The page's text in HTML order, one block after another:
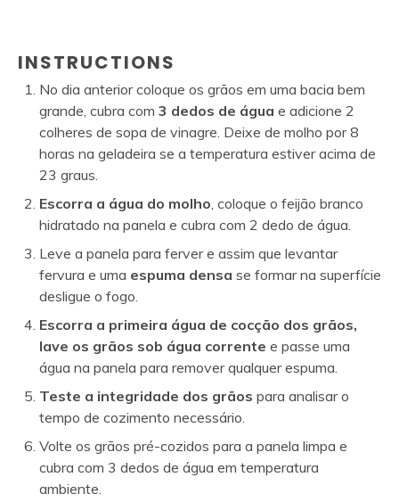
INSTRUCTIONS
No dia anterior coloque os grãos em uma bacia bem
grande, cubra com 3 dedos de água e adicione 2
colheres de sopa de vinagre. Deixe de molho por 8
horas na geladeira se a temperatura estiver acima de
23 graus.
Escorra a água do molho, coloque o feijão branco
hidratado na panela e cubra com 2 dedo de água.
Leve a panela para ferver e assim que levantar
fervura e uma espuma densa se formar na superfície
desligue o fogo.
Escorra a primeira água de cocção dos grãos,
lave os grãos sob água corrente e passe uma
água na panela para remover qualquer espuma.
Teste a integridade dos grãos para analisar o
tempo de cozimento necessário.
Volte os grãos pré-cozidos para a panela limpa e
cubra com 3 dedos de água em temperatura
ambiente.